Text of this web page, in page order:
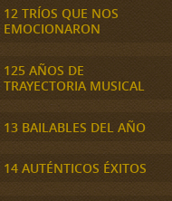
12 TRÍOS QUE NOS
EMOCIONARON
125 AÑOS DE
TRAYECTORIA MUSICAL
13 BAILABLES DEL AÑO
14 AUTÉNTICOS ÉXITOS